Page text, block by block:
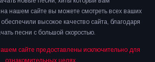
на нашем сайте вы можете смотреть всех ваших
высокое качество сайта, благодаря
песни с большой скоростью.
сайте предоставлены исключительно для